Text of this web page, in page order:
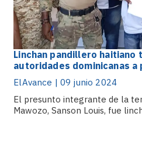
Linchan pandillero
autoridades dominicanas a
ElAvance | 09 junio 2024
El presunto integrante de la
Mawozo, Sanson Louis, fue